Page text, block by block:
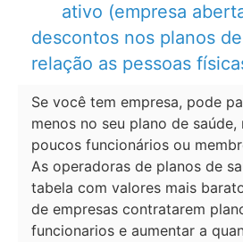
ativo (empresa
descontos nos planos
relação as pessoas
Se você tem empresa, pode
menos no seu plano de saúde,
poucos funcionários ou
As operadoras de planos de
tabela com valores mais
de empresas contratarem
funcionarios e aumentar a